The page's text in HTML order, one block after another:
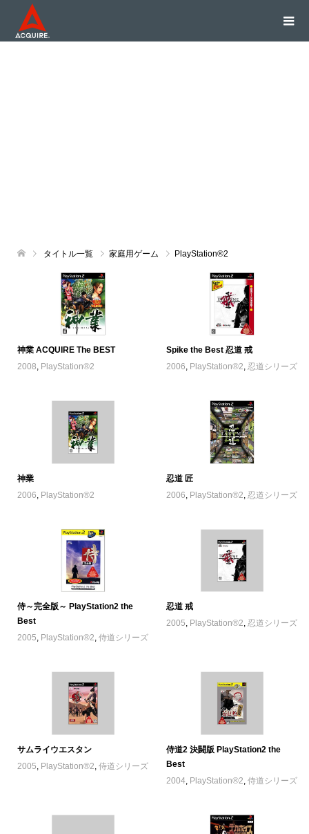
タイトル一覧 家庭用ゲーム PlayStation®2
神業 ACQUIRE The BEST
2008, PlayStation®2
Spike the Best 忍道 戒
2006, PlayStation®2,忍道シリーズ
神業
2006 PlayStation®2
忍道 匠
2006 PlayStation®2 忍道シリーズ
侍～完全版～ PlayStation2 the
Best
2005, PlayStation®2, 侍道シリーズ
忍道 戒
2005, PlayStation®2,忍道シリーズ
サムライウエスタン
2005 PlayStation®2 侍道シリーズ
侍道2 決闘版 PlayStation2 the
Best
2004 PlayStation®2 ,侍道シリーズ